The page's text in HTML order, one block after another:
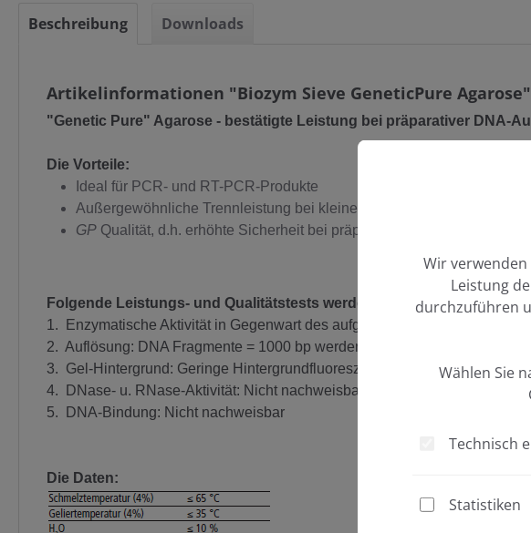
Beschreibung Downloads
Artikelinformationen "Biozym Sieve GeneticPure Agarose"
"Genetic Pure" Agarose - bestätigte Leistung bei präparativer DNA-
Die Vorteile:
Ideal für PCR- und RT-PCR-Produkte
Außergewöhnliche Trennleistung bei kleinen Fragmente zwischen 50
GP Qualität, d.h. erhöhte Sicherheit bei präparativen Anwendungen
Folgende Leistungs- und Qualitätstests werden durchgeführt:
1. Enzymatische Aktivität in Gegenwart des aufgeschmolzenen Gels: T4
2. Auflösung: DNA Fragmente = 1000 bp werden scharf aufgelöst
3. Gel-Hintergrund: Geringe Hintergrundfluoreszenz nach Et-Br Färbung
4. DNase- u. RNase-Aktivität: Nicht nachweisbar
5. DNA-Bindung: Nicht nachweisbar
Die Daten:
Wir
Leistung
durchzuführen
Wählen Sie
Technisch
Statistiken